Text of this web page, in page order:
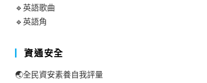
🔹英語歌曲
🔹英語角
資通安全
🌏全民資安素養自我評量